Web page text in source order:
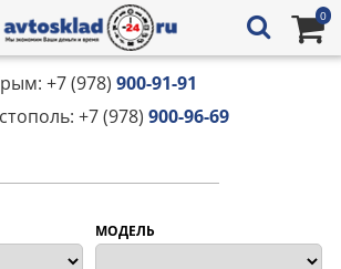
0
+7 (978) 900-91-91
+7 (978) 900-96-69
МОДЕЛЬ